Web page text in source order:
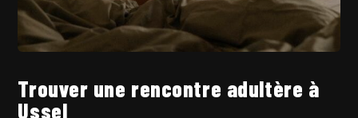
Trouver une rencontre adultère à
Ussel